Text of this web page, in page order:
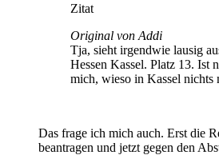
Zitat
Original von Addi
Tja, sieht irgendwie lausig
Hessen Kassel. Platz 13. Ist
mich, wieso in Kassel nichts
Das frage ich mich auch. Erst die
beantragen und jetzt gegen den